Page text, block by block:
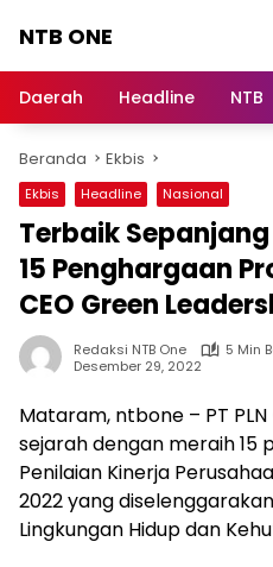
NTB ONE
dan
Berita
Lombok
Daerah Headline NTB
Beranda Ekbis
Ekbis Headline Nasional
Terbaik Sepanjang
15 Penghargaan
CEO Green
Redaksi NTB One
5 Min
Desember 29, 2022
Mataram, ntbone – PT
sejarah dengan meraih 15
Penilaian Kinerja
2022 yang
Lingkungan Hidup dan